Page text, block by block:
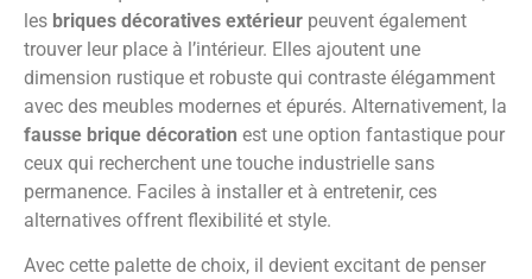
les briques décoratives extérieur peuvent également
trouver leur place à l’intérieur. Elles ajoutent une
dimension rustique et robuste qui contraste élégamment
avec des meubles modernes et épurés. Alternativement, la
fausse brique décoration est une option fantastique pour
ceux qui recherchent une touche industrielle sans
permanence. Faciles à installer et à entretenir, ces
alternatives offrent flexibilité et style.
Avec cette palette de choix, il devient excitant de penser